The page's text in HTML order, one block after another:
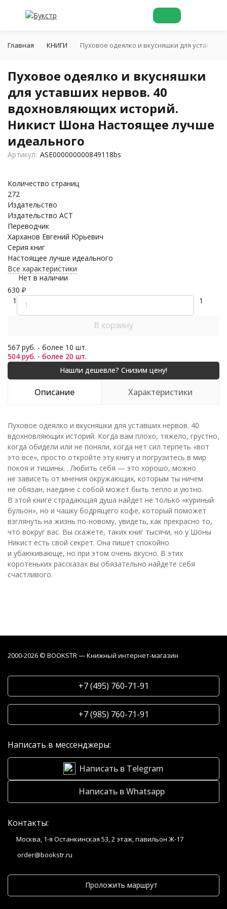
Главная КНИГИ Пуховое одеялко и вкусняшки для
Пуховое одеялко и вкусняшки
для уставших нервов. 40
вдохновляющих историй.
Никист Шона Настоящее лучше
идеального
Артикул: ASE000000000849118bs
Количество страниц
272
Издательство
Издательство АСТ
Переводчик
Харханов Евгений Юрьевич
Серия книг
Настоящее лучше идеального
Все характеристики
Нет в наличии
630 ₽
1
1
В корзину
567 руб. - более 10 шт.
504 руб. - более 20 шт.
Описание Характеристики
Пуховое одеялко и вкусняшки для уставших нервов. 40
вдохновляющих историй. Когда вам плохо, тяжело, грустно,
когда обидели или не поняли, когда нет сил терпеть «вот
это все», просто откройте эту книгу и погрузитесь в мир
покоя и тишины. . Любить себя — это хорошо, можно
не зависеть от мнения окружающих, которым ты ничем
не обязан, наедине с собой может быть тепло и уютно.
В этой книге страдающая душа найдет не только «куриный
бульон», но и чашку бодрящего кофе, который поможет
взглянуть на жизнь по-новому, увидеть, как прекрасно то,
что вокруг вас. Вы скажете, таких книг тысячи, но у Шоны
Никист есть свой секрет. Она пишет спокойно
и убаюкивающе, но при этом очень вкусно. В этих
коротеньких рассказах вы обязательно найдете себя
счастливого.
2000-2026 © BOOKSTR — Книжный интернет-магазин
+7 (495) 760-71-91
+7 (985) 760-71-91
Написать в мессенджеры:
Написать в Telegram
Написать в Whatsapp
Контакты:
Москва, 1-я Останкинская 53, 2 этаж, павильон Ж-17
order@bookstr.ru
Проложить маршрут